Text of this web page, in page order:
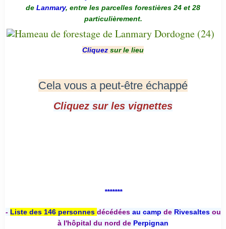
de Lanmary, entre les parcelles forestières 24 et 28
particulièrement.
Cliquez sur le lieu
Cela vous a peut-être échappé
Cliquez sur les vignettes
*******
- Liste des 146 personnes décédées au camp deRivesaltesou
à l'hôpital du nord de Perpignan